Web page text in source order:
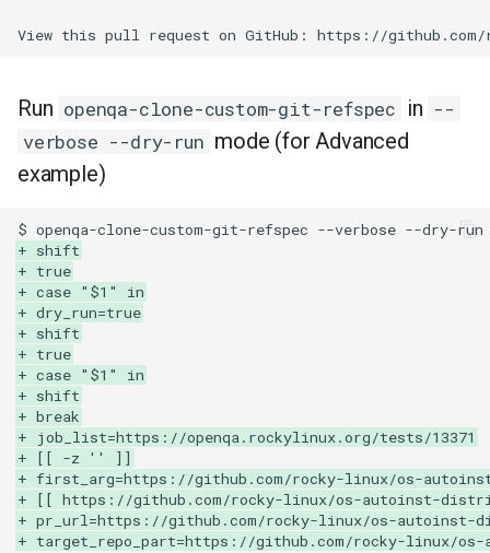
Run openqa-clone-custom-git-refspec in --
verbose --dry-run mode (for Advanced
example)
+ shift
+ true
+ case "$1" in
+ dry_run=true
+ shift
+ true
+ case "$1" in
+ shift
+ break
+ job_list=https://openqa.rockylinux.org/tests/13371
+ [[ -z '' ]]
+ first_arg=https://github.com/rocky-linux/os-
+ [[ https://github.com/rocky-linux/os-autoinst-
+ pr_url=https://github.com/rocky-linux/os-autoinst-
+ target_repo_part=https://github.com/rocky-linux/